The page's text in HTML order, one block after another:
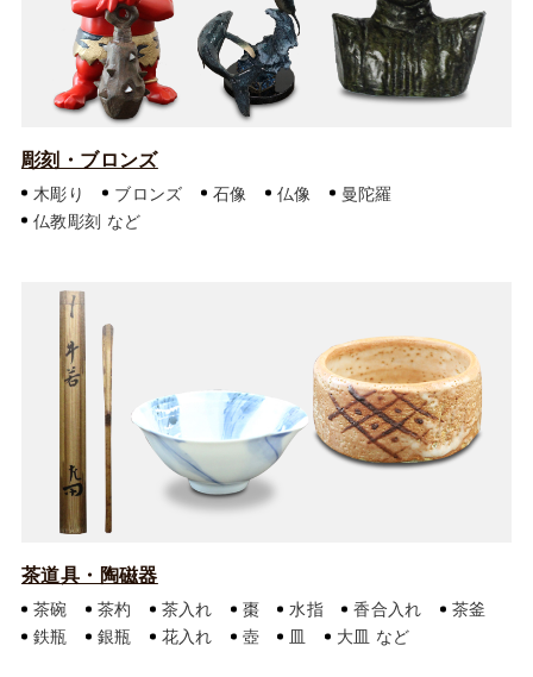
彫刻・ブロンズ
木彫り ブロンズ 石像 仏像
曼陀羅
仏教彫刻
茶道具・陶磁器
茶碗 茶杓 茶入れ 棗 水指 香合入れ
茶釜
鉄瓶
銀瓶 花入れ 壺 皿 大皿